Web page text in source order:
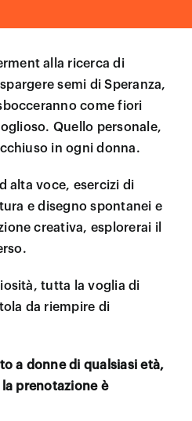
alla ricerca di
semi di Speranza,
come fiori
Quello personale,
in ogni donna.
alta voce, esercizi di
e disegno spontanei e
creativa, esplorerai il
tutta la voglia di
da riempire di
a donne di qualsiasi età,
la prenotazione è